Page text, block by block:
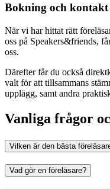
Bokning och kontakt
När vi har hittat rätt
oss på Speakers&friends,
oss.
Därefter får du också
valt för att tillsammans
upplägg, samt andra
Vanliga frågor
Vilken är den bästa
Vad gör en föreläsare?